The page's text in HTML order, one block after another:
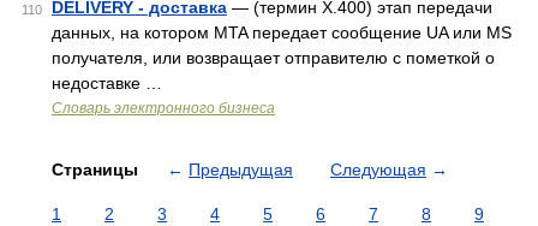
110 DELIVERY - доставка — (термин Х.400) этап передачи
данных, на котором MTA передает сообщение UA или MS
получателя, или возвращает отправителю с пометкой о
недоставке …
Словарь электронного бизнеса
Страницы ← Предыдущая Следующая →
1 2 3 4 5 6 7 8
9